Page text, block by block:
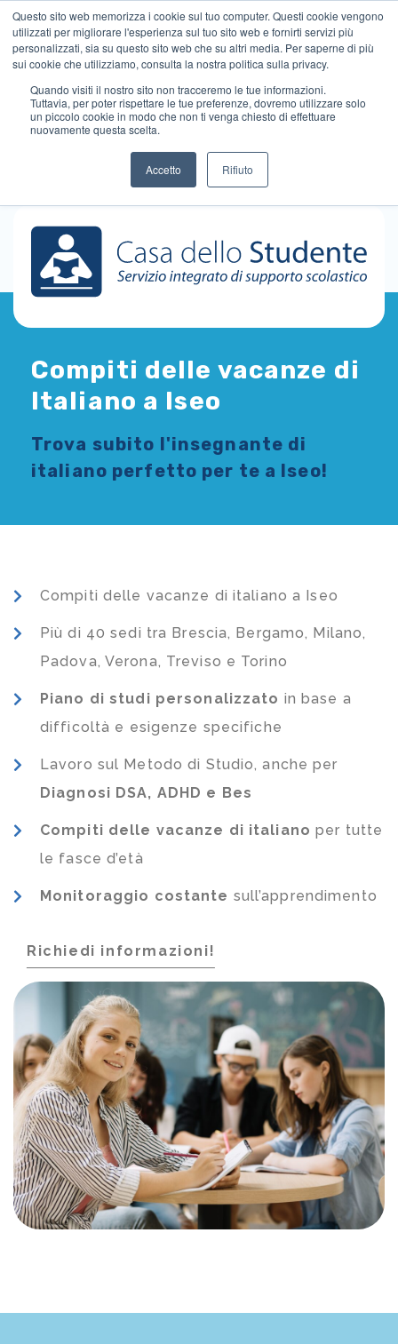
Questo sito web memorizza i cookie sul tuo computer. Questi cookie vengono
utilizzati per migliorare l'esperienza sul tuo sito web e fornirti servizi più
personalizzati, sia su questo sito web che su altri media. Per saperne di più
sui cookie che utilizziamo, consulta la nostra politica sulla privacy.
Quando visiti il ​​nostro sito non tracceremo le tue informazioni.
Tuttavia, per poter rispettare le tue preferenze, dovremo utilizzare solo
un piccolo cookie in modo che non ti venga chiesto di effettuare
nuovamente questa scelta.
Accetto Rifiuto
Compiti delle vacanze di
Italiano a Iseo
Trova subito l'insegnante di
italiano perfetto per te a Iseo!
Compiti delle vacanze di italiano a Iseo
Più di 40 sedi tra Brescia, Bergamo, Milano,
Padova, Verona, Treviso e Torino
Piano di studi personalizzato in base a
difficoltà e esigenze specifiche
Lavoro sul Metodo di Studio, anche per
Diagnosi DSA, ADHD e Bes
Compiti delle vacanze di italiano per tutte
le fasce d’età
Monitoraggio costante sull’apprendimento
Richiedi informazioni!